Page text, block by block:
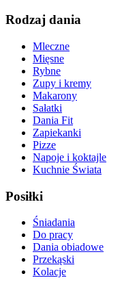
Rodzaj dania
Mleczne
Mięsne
Rybne
Zupy i kremy
Makarony
Sałatki
Dania Fit
Zapiekanki
Pizze
Napoje i koktajle
Kuchnie Świata
Posiłki
Śniadania
Do pracy
Dania obiadowe
Przekąski
Kolacje